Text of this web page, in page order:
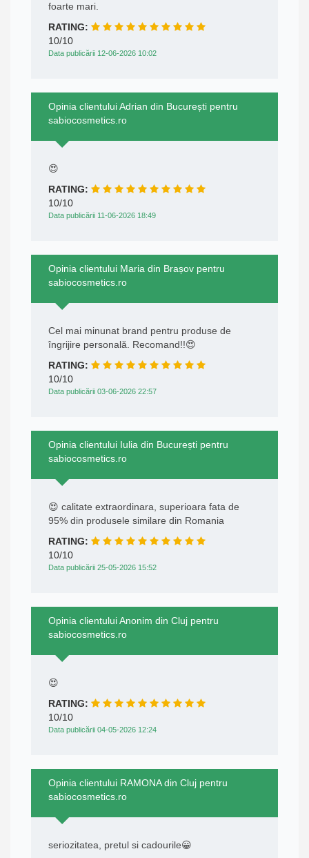
foarte mari.
RATING:
10/10
Data publicării 12-06-2026 10:02
Opinia clientului Adrian din București pentru
sabiocosmetics.ro
😍
RATING:
10/10
Data publicării 11-06-2026 18:49
Opinia clientului Maria din Brașov pentru
sabiocosmetics.ro
Cel mai minunat brand pentru produse de
îngrijire personală. Recomand!!😍
RATING:
10/10
Data publicării 03-06-2026 22:57
Opinia clientului Iulia din București pentru
sabiocosmetics.ro
😍 calitate extraordinara, superioara fata de
95% din produsele similare din Romania
RATING:
10/10
Data publicării 25-05-2026 15:52
Opinia clientului Anonim din Cluj pentru
sabiocosmetics.ro
😍
RATING:
10/10
Data publicării 04-05-2026 12:24
Opinia clientului RAMONA din Cluj pentru
sabiocosmetics.ro
seriozitatea, pretul si cadourile😀